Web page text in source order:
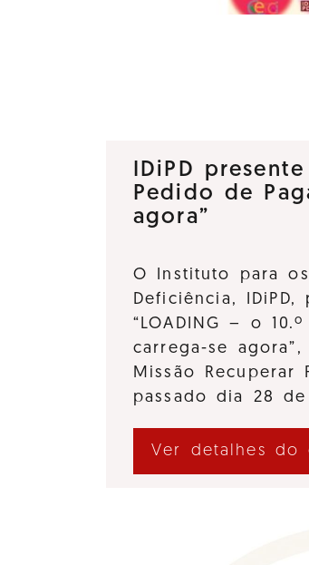
IDiPD
Pedido de
agora”
O Instituto para
Deficiência,
“LOADING – o
carrega-se
Missão
passado dia 28
Ver detalhes do